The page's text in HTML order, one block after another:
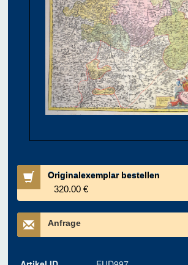
Originalexemplar bestellen
320.00 €
Anfrage